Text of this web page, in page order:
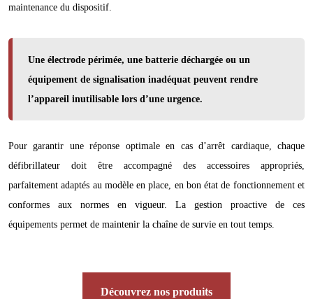
maintenance du dispositif.
Une électrode périmée, une batterie déchargée ou un
équipement de signalisation inadéquat peuvent rendre
l’appareil inutilisable lors d’une urgence.
Pour garantir une réponse optimale en cas d’arrêt cardiaque, chaque
défibrillateur doit être accompagné des accessoires appropriés,
parfaitement adaptés au modèle en place, en bon état de fonctionnement et
conformes aux normes en vigueur. La gestion proactive de ces
équipements permet de maintenir la chaîne de survie en tout temps.
Découvrez nos produits